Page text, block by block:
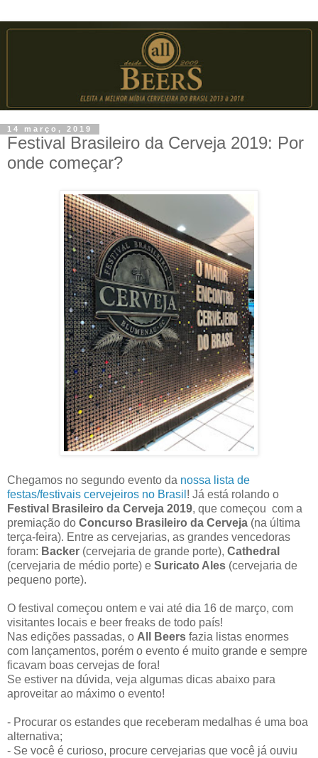
14 março, 2019
Festival Brasileiro da Cerveja 2019: Por
onde começar?
Chegamos no segundo evento da nossa lista de
festas/festivais cervejeiros no Brasil ! Já está rolando o
Festival Brasileiro da Cerveja 2019, que começou com a
premiação do Concurso Brasileiro da Cerveja (na última
terça-feira). Entre as cervejarias, as grandes vencedoras
foram: Backer (cervejaria de grande porte), Cathedral
(cervejaria de médio porte) e Suricato Ales (cervejaria de
pequeno porte).
O festival começou ontem e vai até dia 16 de março, com
visitantes locais e beer freaks de todo país!
Nas edições passadas, o All Beers fazia listas enormes
com lançamentos, porém o evento é muito grande e sempre
ficavam boas cervejas de fora!
Se estiver na dúvida, veja algumas dicas abaixo para
aproveitar ao máximo o evento!
- Procurar os estandes que receberam medalhas é uma boa
alternativa;
- Se você é curioso, procure cervejarias que você já ouviu